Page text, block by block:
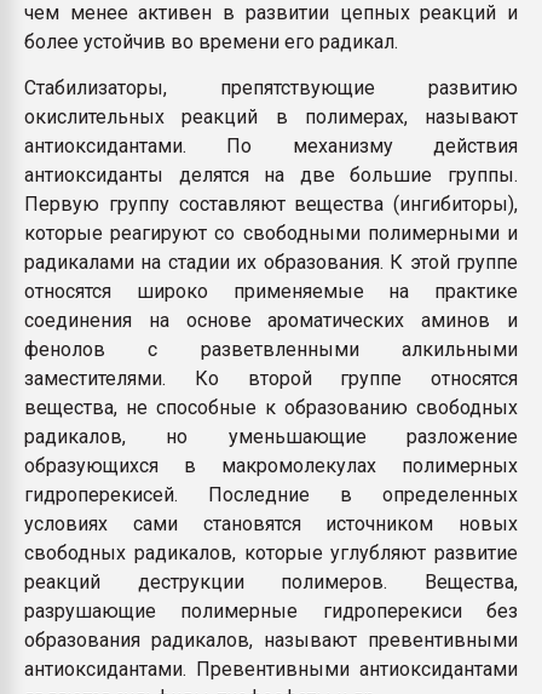
чем менее активен в развитии цепных реакций и
более устойчив во времени его радикал.
Стабилизаторы, препятствующие развитию
окислительных реакций в полимерах, называют
антиоксидантами. По механизму действия
антиоксиданты делятся на две большие группы.
Первую группу составляют вещества (ингибиторы),
которые реагируют со свободными полимерными и
радикалами на стадии их образования. К этой группе
относятся широко применяемые на практике
соединения на основе ароматических аминов и
фенолов с разветвленными алкильными
заместителями. Ко второй группе относятся
вещества, не способные к образованию свободных
радикалов, но уменьшающие разложение
образующихся в макромолекулах полимерных
гидроперекисей. Последние в определенных
условиях сами становятся источником новых
свободных радикалов, которые углубляют развитие
реакций деструкции полимеров. Вещества,
разрушающие полимерные гидроперекиси без
образования радикалов, называют превентивными
антиоксидантами. Превентивными антиоксидантами